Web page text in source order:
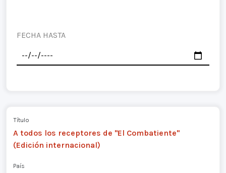
FECHA HASTA
Título
A todos los receptores de "El Combatiente"
(Edición internacional)
País